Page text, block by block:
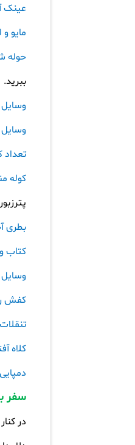
عینک
مایو
حوله
ببرید.
تعداد
کوله
بطری
کتاب
کفش
کلاه
سفر
در